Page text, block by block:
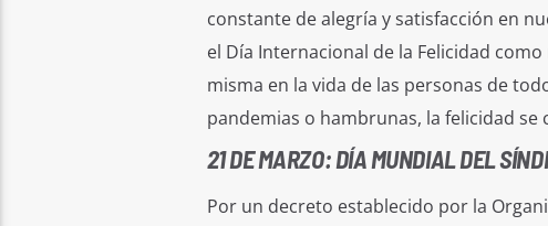
constante de alegría y satisfacción en
el Día Internacional de la Felicidad
misma en la vida de las personas de
pandemias o hambrunas, la felicidad
21 DE MARZO: DÍA MUNDIAL DEL
Por un decreto establecido por la